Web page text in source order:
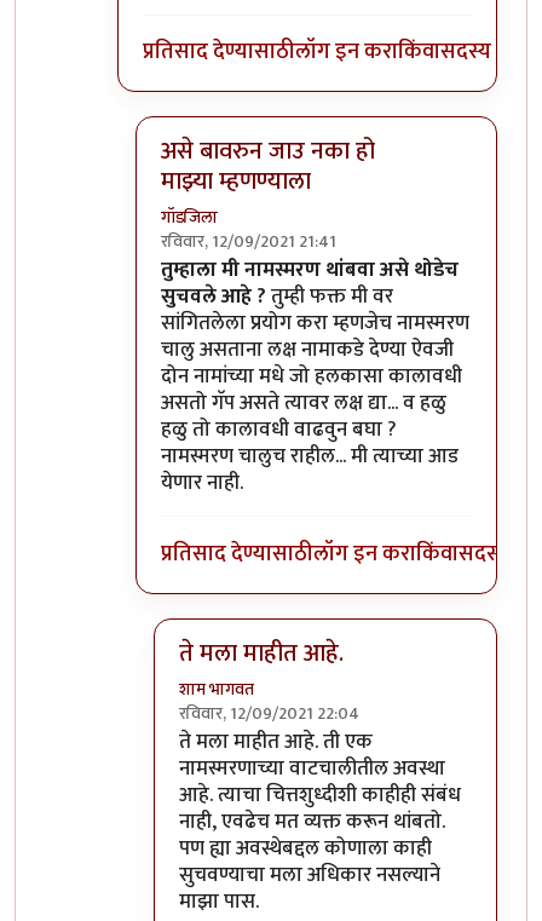
प्रतिसाद देण्यासाठीलॉग इन कराकिंवासदस्य व्हा
असे बावरुन जाउ नका हो
माझ्या म्हणण्याला
गॉडजिला
रविवार, 12/09/2021 21:41
In reply toमाझा पास.byशाम भागवत
तुम्हाला मी नामस्मरण थांबवा असे थोडेच
सुचवले आहे ?तुम्ही फक्त मी वर
सांगितलेला प्रयोग करा म्हणजेच नामस्मरण
चालु असताना लक्ष नामाकडे देण्या ऐवजी
दोन नामांच्या मधे जो हलकासा कालावधी
असतो गॅप असते त्यावर लक्ष द्या... व हळु
हळु तो कालावधी वाढवुन बघा ?
नामस्मरण चालुच राहील... मी त्याच्या आड
येणार नाही.
प्रतिसाद देण्यासाठीलॉग इन कराकिंवासदस्य व्हा
ते मला माहीत आहे.
शाम भागवत
रविवार, 12/09/2021 22:04
In reply toअसे बावरुन जाउ नका हो माझ्या
ते मला माहीत आहे. ती एक
नामस्मरणाच्या वाटचालीतील अवस्था
आहे. त्याचा चित्तशुध्दीशी काहीही संबंध
नाही, एवढेच मत व्यक्त करून थांबतो.
पण ह्या अवस्थेबद्दल कोणाला काही
सुचवण्याचा मला अधिकार नसल्याने
माझा पास.